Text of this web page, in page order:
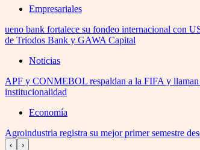
Empresariales
ueno bank fortalece su fondeo internacional con
de Triodos Bank y GAWA Capital
Noticias
APF y CONMEBOL respaldan a la FIFA y llaman
institucionalidad
Economía
Agroindustria registra su mejor primer semestre
‹ ›